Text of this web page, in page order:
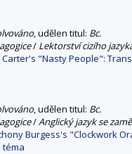
, udělen titul: Bc.
/ Lektorství cizího
Carter's "Nasty People":
, udělen titul: Bc.
/Anglický jazyk se
Burgess's "Clockwork
téma